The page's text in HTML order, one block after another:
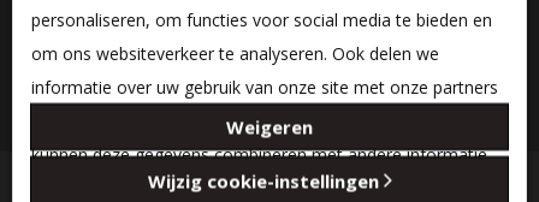
0 product(en) - €0,00
personaliseren, om functies voor social media te bieden en
om ons websiteverkeer te analyseren. Ook delen we
informatie over uw gebruik van onze site met onze partners
voor social media, adverteren en analyse. Deze partners
kunnen deze gegevens combineren met andere informatie
die u aan ze heeft verstrekt of die ze hebben verzameld op
Weigeren
Wijzig cookie-instellingen